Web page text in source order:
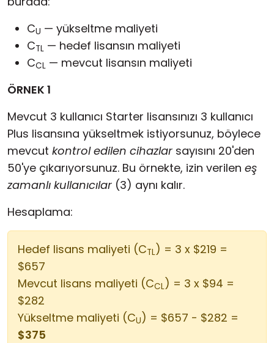
CU — yükseltme maliyeti
CTL — hedef lisansın maliyeti
CCL — mevcut lisansın maliyeti
ÖRNEK 1
Mevcut 3 kullanıcı Starter lisansınızı 3 kullanıcı
Plus lisansına yükseltmek istiyorsunuz, böylece
mevcut kontrol edilen cihazlar sayısını 20'den
50'ye çıkarıyorsunuz. Bu örnekte, izin verilen eş
zamanlı kullanıcılar (3) aynı kalır.
Hesaplama:
Hedef lisans maliyeti (CTL) = 3 x $219 =
$657
Mevcut lisans maliyeti (CCL) = 3 x $94 =
$282
Yükseltme maliyeti (CU) = $657 - $282 =
$375